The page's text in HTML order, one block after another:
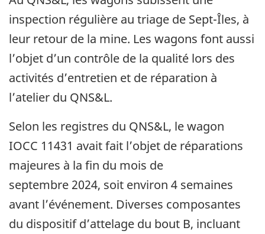
inspection régulière au triage de Sept-Îles, à
leur retour de la mine. Les wagons font aussi
l’objet d’un contrôle de la qualité lors des
activités d’entretien et de réparation à
l’atelier du QNS&L.
Selon les registres du QNS&L, le wagon
IOCC 11431 avait fait l’objet de réparations
majeures à la fin du mois de
septembre 2024, soit environ 4 semaines
avant l’événement. Diverses composantes
du dispositif d’attelage du bout B, incluant